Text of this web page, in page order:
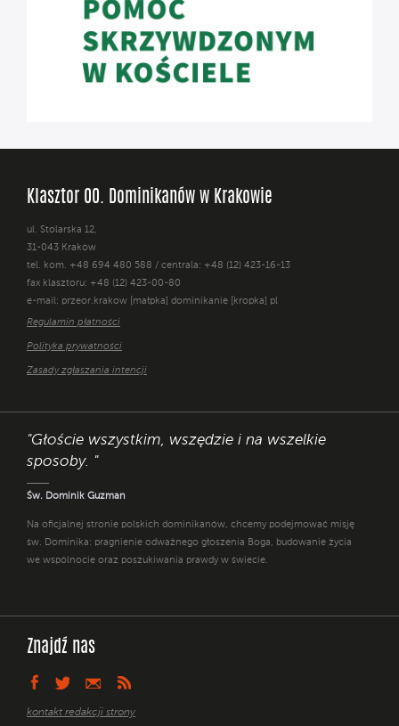
Klasztor OO. Dominikanów w Krakowie
ul. Stolarska 12,
31-043 Kraków
tel. kom. +48 694 480 588 / centrala: +48 (12) 423-16-13
fax klasztoru: +48 (12) 423-00-80
e-mail: przeor.krakow [małpka] dominikanie [kropka] pl
Regulamin płatności
Polityka prywatności
Zasady zgłaszania intencji
"Głoście wszystkim, wszędzie i na wszelkie
sposoby. "
Św. Dominik Guzman
Na oficjalnej stronie polskich dominikanów, chcemy podejmować misję
św. Dominika: pragnienie odważnego głoszenia Boga, budowanie życia
we wspólnocie oraz poszukiwania prawdy w świecie.
Znajdź nas
kontakt redakcji strony